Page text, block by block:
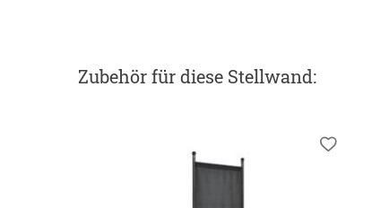
Zubehörfür diese Stellwand: